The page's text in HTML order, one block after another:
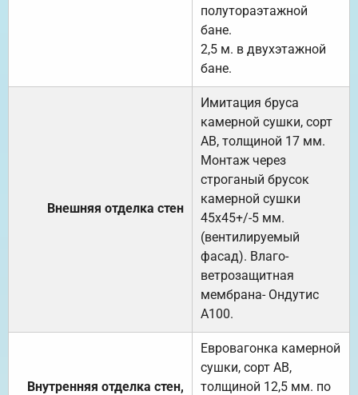
полутораэтажной
бане.
2,5 м. в двухэтажной
бане.
Внешняя отделка стен
Имитация бруса
камерной сушки, сорт
АВ, толщиной 17 мм.
Монтаж через
строганый брусок
камерной сушки
45х45+/-5 мм.
(вентилируемый
фасад). Влаго-
ветрозащитная
мембрана- Ондутис
А100.
Внутренняя отделка стен,
Евровагонка камерной
сушки, сорт АВ,
толщиной 12,5 мм. по